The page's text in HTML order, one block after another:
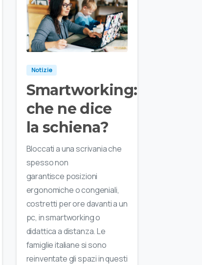
Notizie
Smartworking:
che ne dice
la schiena?
Bloccati a una scrivania che
spesso non
garantisce posizioni
ergonomiche o congeniali,
costretti per ore davanti a un
pc, in smartworking o
didattica a distanza. Le
famiglie italiane si sono
reinventate gli spazi in questi